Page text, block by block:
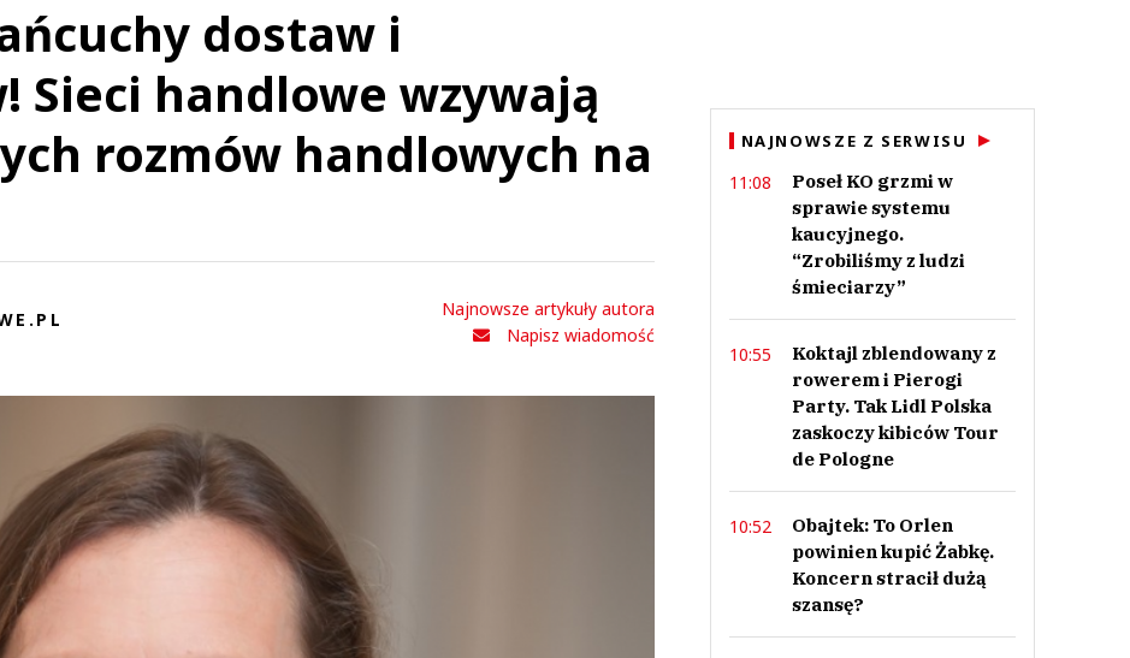
dostaw i
Sieci handlowe wzywają
rozmów handlowych na
Najnowsze artykuły autora
Napisz wiadomość
NAJNOWSZE Z SERWISU
11:08
Poseł KO grzmi w
sprawie systemu
kaucyjnego.
“Zrobiliśmy z ludzi
śmieciarzy”
10:55
Koktajl zblendowany z
rowerem i Pierogi
Party. Tak Lidl Polska
zaskoczy kibiców Tour
de Pologne
10:52
Obajtek: To Orlen
powinien kupić Żabkę.
Koncern stracił dużą
szansę?